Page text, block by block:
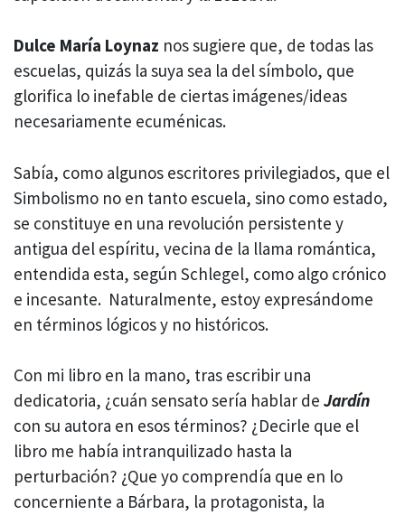
Dulce María Loynaz nos sugiere que, de todas las
escuelas, quizás la suya sea la del símbolo, que
glorifica lo inefable de ciertas imágenes/ideas
necesariamente ecuménicas.
Sabía, como algunos escritores privilegiados, que el
Simbolismo no en tanto escuela, sino como estado,
se constituye en una revolución persistente y
antigua del espíritu, vecina de la llama romántica,
entendida esta, según Schlegel, como algo crónico
e incesante. Naturalmente, estoy expresándome
en términos lógicos y no históricos.
Con mi libro en la mano, tras escribir una
dedicatoria, ¿cuán sensato sería hablar de Jardín
con su autora en esos términos? ¿Decirle que el
libro me había intranquilizado hasta la
perturbación? ¿Que yo comprendía que en lo
concerniente a Bárbara, la protagonista, la